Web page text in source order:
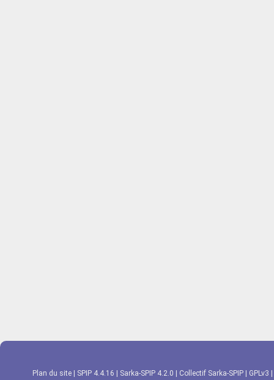
Plan du site SPIP 4.4.16 Sarka-SPIP 4.2.0 Collectif Sarka-SPIP GPLv3